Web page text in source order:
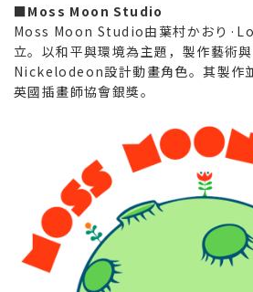
■Moss Moon Studio
Moss Moon Studio由葉村かおり
立。以和平與環境為主題，製作藝術
Nickelodeon設計動畫角色。其製作
英國插畫師協會銀獎。